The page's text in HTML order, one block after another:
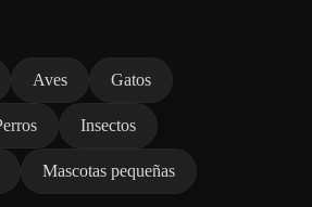
Aves Gatos
Insectos
Mascotas pequeñas